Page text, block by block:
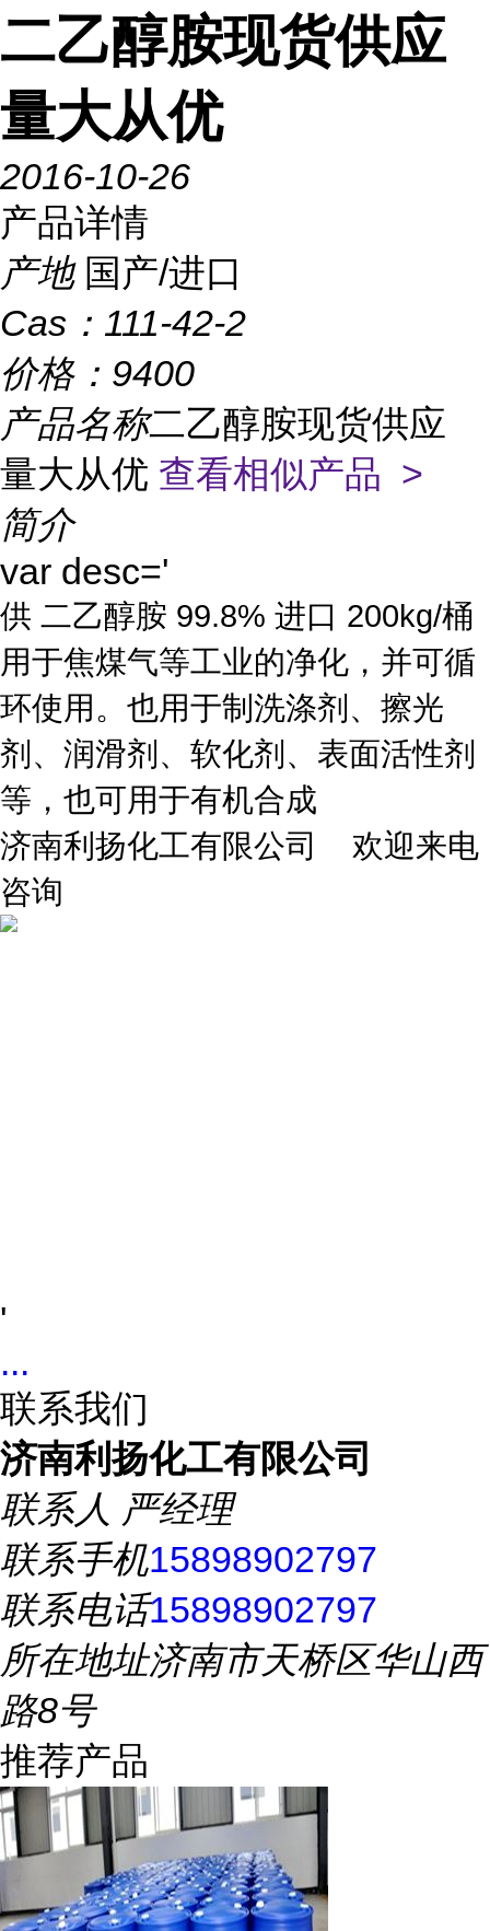
二乙醇胺现货供应
量大从优
2016-10-26
产品详情
产地 国产/进口
Cas： 111-42-2
价格： 9400
产品名称二乙醇胺现货供应
量大从优 查看相似产品 >
简介
var desc='
供 二乙醇胺 99.8% 进口 200kg/桶
用于焦煤气等工业的净化，并可循
环使用。也用于制洗涤剂、擦光
剂、润滑剂、软化剂、表面活性剂
等，也可用于有机合成
济南利扬化工有限公司 欢迎来电
咨询
'
...
联系我们
济南利扬化工有限公司
联系人 严经理
联系手机15898902797
联系电话15898902797
所在地址济南市天桥区华山西
路8号
推荐产品